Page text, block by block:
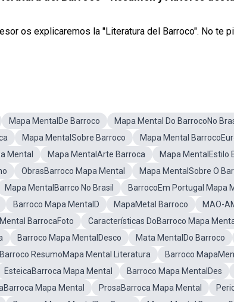
os explicaremos la "Literatura del Barroco". No te
Mapa MentalDe Barroco
Mapa Mental Do BarrocoNo
Mapa MentalSobre Barroco
Mapa Mental
Mental
Mapa MentalArte Barroca
Mapa MentalEstilo
ObrasBarroco Mapa Mental Mapa MentalSobre O
Mapa MentalBarrco No Brasil
BarrocoEm Portugal Mapa
Barroco Mapa MentalD MapaMetal Barroco
MAO-
BarrocaFoto Características DoBarroco Mapa
Barroco Mapa MentalDesco Mata MentalDo Barroco
Barroco ResumoMapa Mental Literatura Barroco
EsteicaBarroca Mapa Mental Barroco Mapa MentalDes
Mapa Mental ProsaBarroca Mapa Mental